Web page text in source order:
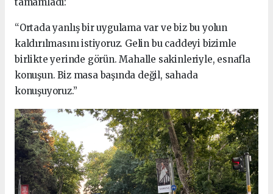
“Ortada yanlış bir uygulama var ve biz bu yolun
kaldırılmasını istiyoruz. Gelin bu caddeyi bizimle
birlikte yerinde görün. Mahalle sakinleriyle, esnafla
konuşun. Biz masa başında değil, sahada
konuşuyoruz.”